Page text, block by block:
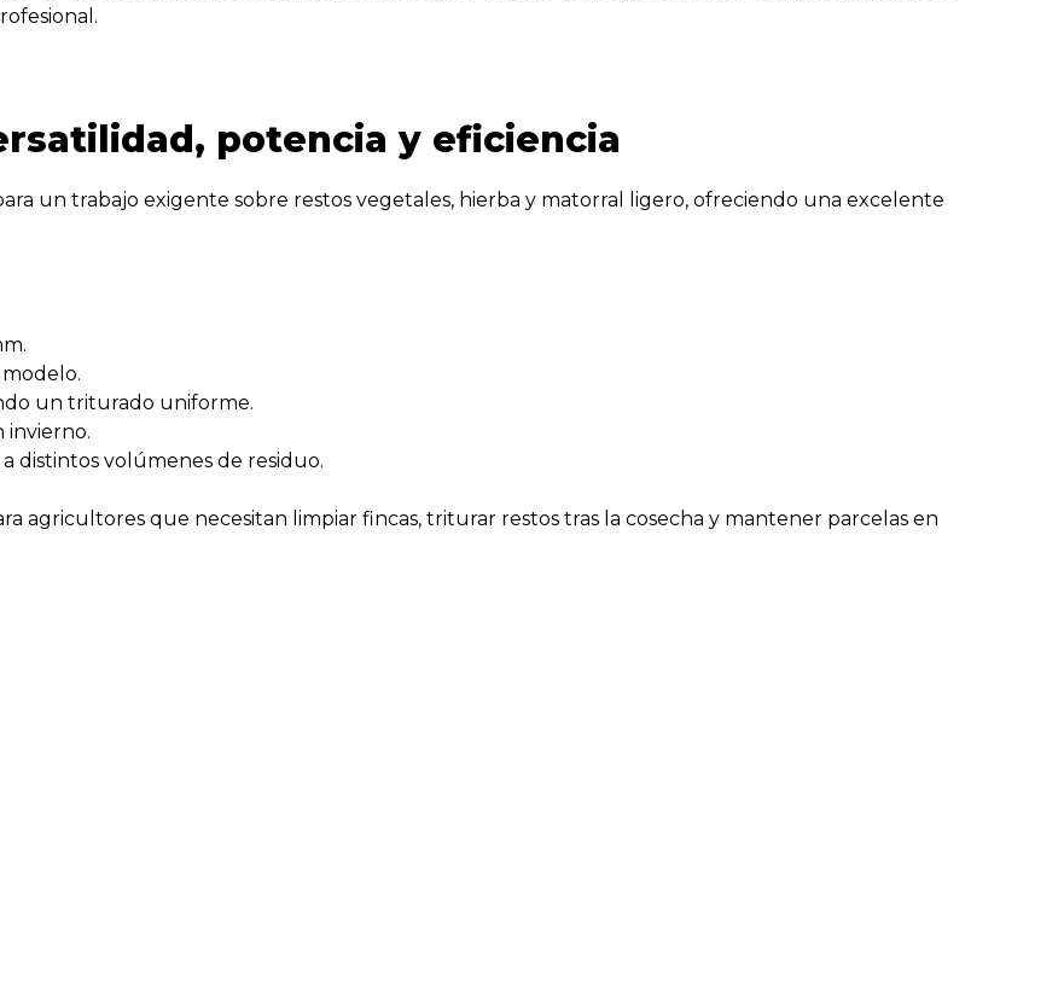
potencia y eficiencia
un trabajo exigente sobre restos vegetales, hierba y matorral ligero, ofreciendo una excelente
un triturado uniforme.
invierno.
distintos volúmenes de residuo.
agricultores que necesitan limpiar fincas, triturar restos tras la cosecha y mantener parcelas en